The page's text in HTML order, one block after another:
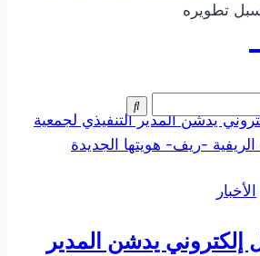
تطويره
الأخبار
إلكتروني يدشن المدير